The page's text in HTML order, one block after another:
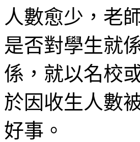
人數愈少，老
是否對學生就
係，就以名校
於因收生人數
好事。